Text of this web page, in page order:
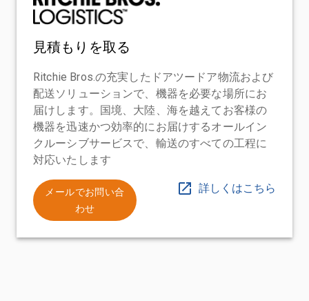
見積もりを取る
Ritchie Bros.の充実したドアツードア物流および
配送ソリューションで、機器を必要な場所にお
届けします。国境、大陸、海を越えてお客様の
機器を迅速かつ効率的にお届けするオールイン
クルーシブサービスで、輸送のすべての工程に
対応いたします
メールでお問い合
わせ
詳しくはこちら